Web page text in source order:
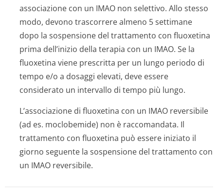
associazione con un IMAO non selettivo. Allo stesso
modo, devono trascorrere almeno 5 settimane
dopo la sospensione del trattamento con fluoxetina
prima dell’inizio della terapia con un IMAO. Se la
fluoxetina viene prescritta per un lungo periodo di
tempo e/o a dosaggi elevati, deve essere
considerato un intervallo di tempo più lungo.
L’associazione di fluoxetina con un IMAO reversibile
(ad es. moclobemide) non è raccomandata. Il
trattamento con fluoxetina può essere iniziato il
giorno seguente la sospensione del trattamento con
un IMAO reversibile.